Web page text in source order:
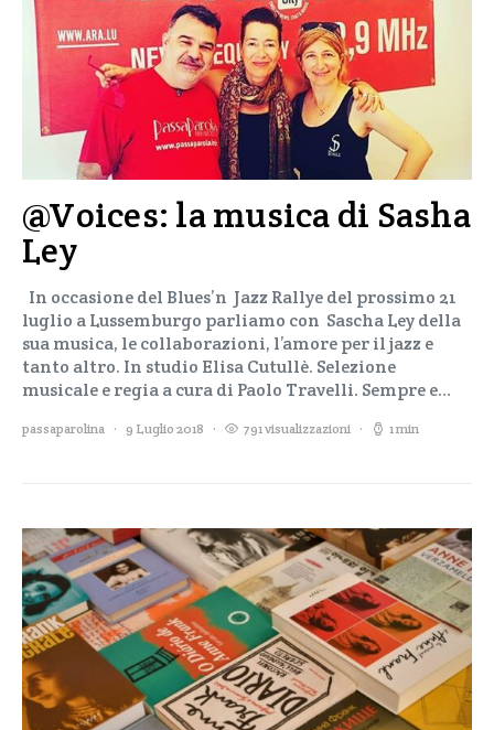
@Voices: la musica di Sasha
Ley
In occasione del Blues’n Jazz Rallye del prossimo 21
luglio a Lussemburgo parliamo con Sascha Ley della
sua musica, le collaborazioni, l’amore per il jazz e
tanto altro. In studio Elisa Cutullè. Selezione
musicale e regia a cura di Paolo Travelli. Sempre e…
passaparolina 9 Luglio 2018 791 visualizzazioni 1 min